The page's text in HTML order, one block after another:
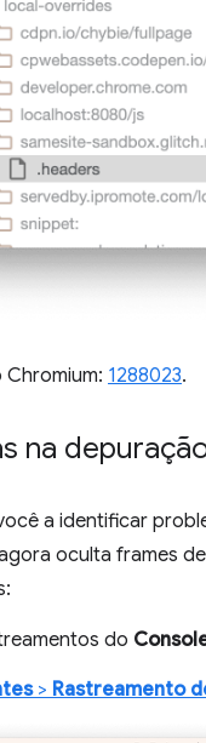
Chromium: 1288023.
na
a identificar
oculta frames
do
> Rastreamento